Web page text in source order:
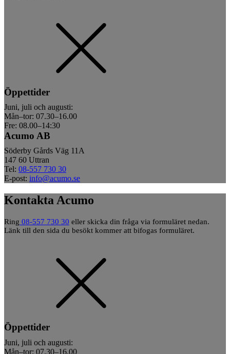
Öppettider
Juni, juli och augusti:
Mån–tor: 07.30–16.00
Fre: 08.00–14:30
Acumo AB
Söderby Gårds Väg 11A
147 60 Uttran
Tel: 08-557 730 30
E-post: info@acumo.se
Kontakta Acumo
Ring 08-557 730 30 eller skicka din fråga via formuläret nedan.
Länk till den sida du besökt kommer att bifogas formuläret.
Öppettider
Juni, juli och augusti:
Mån–tor: 07.30–16.00